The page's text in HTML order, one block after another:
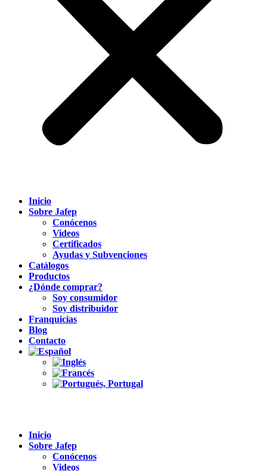
Inicio
Sobre Jafep
Conócenos
Videos
Certificados
Ayudas y Subvenciones
Catálogos
Productos
¿Dónde comprar?
Soy consumidor
Soy distribuidor
Franquicias
Blog
Contacto
Inicio
Sobre Jafep
Conócenos
Videos